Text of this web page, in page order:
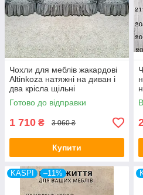
Чохли для меблів жакардові
Altinkoza натяжні на диван і
два крісла щільні
універсальні сірого кольору
Готово до відправки
1 710 ₴ 3 060 ₴
Купити
KASPI –11%